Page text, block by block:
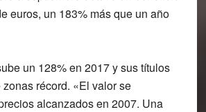
euros, un 183% más que un año
un 128% en 2017 y sus títulos
récord. «El valor se
alcanzados en 2007. Una